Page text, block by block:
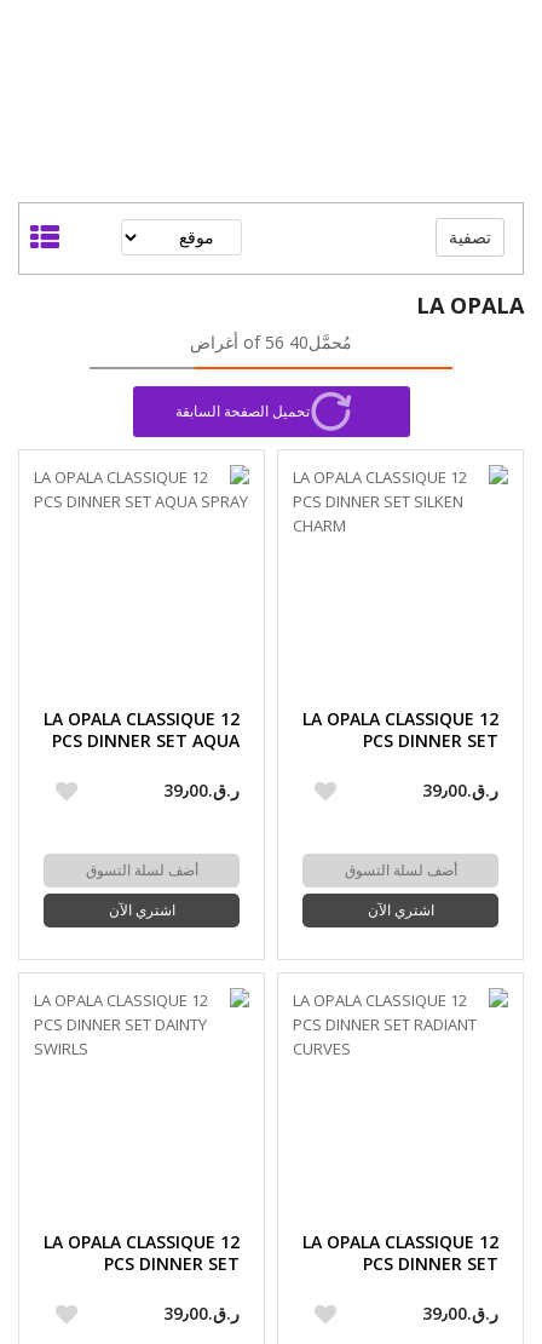
LA OPALA
مُحمَّل40 of 56 أغراض
تحميل الصفحة السابقة
LA OPALA CLASSIQUE 12
PCS DINNER SET
ر.ق.‏39٫00
أضف لسلة التسوق
اشتري الآن
LA OPALA CLASSIQUE 12
PCS DINNER SET AQUA
ر.ق.‏39٫00
أضف لسلة التسوق
اشتري الآن
LA OPALA CLASSIQUE 12
PCS DINNER SET
ر.ق.‏39٫00
LA OPALA CLASSIQUE 12
PCS DINNER SET
ر.ق.‏39٫00
تصفية